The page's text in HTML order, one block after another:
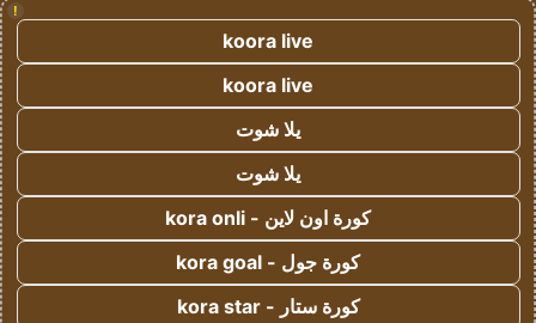
!
koora live
koora live
يلا شوت
يلا شوت
كورة اون لاين - kora onli
كورة جول - kora goal
كورة ستار - kora star